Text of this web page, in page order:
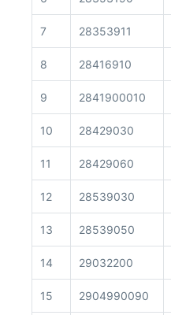
7 28353911
8 28416910
9 2841900010
10 28429030
11 28429060
12 28539030
13 28539050
14 29032200
15 2904990090